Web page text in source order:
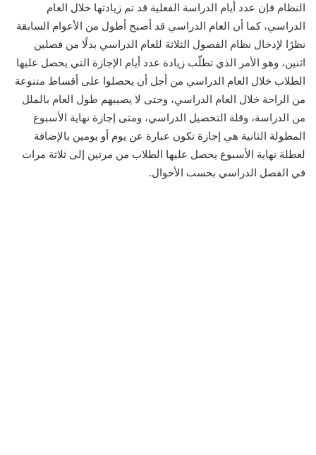
النظام فإن عدد أيام الدراسة الفعلية قد تم زيادتها خلال العام
الدراسي، كما أن العام الدراسي قد أصبح أطول من الأعوام السابقة
نظرًا لإدخال نظام الفصول الثلاثة للعام الدراسي بدلًا من فصلين
اثنين، وهو الأمر الذي تطلّب زيادة عدد أيام الإجازة التي يحصل عليها
الطلاب خلال العام الدراسي من أجل أن يحصلوا على أقساط متنوعة
من الراحة خلال العام الدراسي، وحتى لا يصيبهم طول العام بالملل
من الدراسة، وقلة التحصيل الدراسي، ومتى إجازة نهاية الأسبوع
المطولة الثانية هي إجازة تكون عبارة عن يوم أو يومين بالإضافة
لعطلة نهاية الأسبوع يحصل عليها الطلاب من مرتين إلى ثلاثة مرات
في الفصل الدراسي بحسب الأحوال.